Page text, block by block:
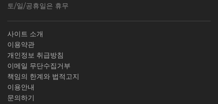
최소한 30일 이상의 사전 유예기간을 두고 공지합니다.
"몰"이 약관을 개정할 경우에는 그 개정약관은 그
이미 체결된 계약에 대해서는 개정 전의 약관조항이
그대로 적용됩니다. 다만 이미 계약을 체결한 이용자가
개정약관 조항의 적용을 받기를 원하는 뜻을 제3항에
토/일/공휴일은 휴무
사이트 소개
이용약관
개인정보 취급방침
이메일 무단수집거부
책임의 한계와 법적고지
이용안내
문의하기